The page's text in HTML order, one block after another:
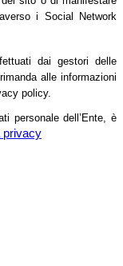
i Social Network
dai gestori delle
alle informazioni
policy.
personale dell’Ente, è
privacy